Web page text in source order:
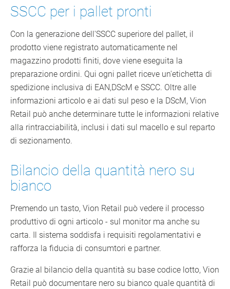
SSCC per i pallet pronti
Con la generazione dell'SSCC superiore del pallet, il
prodotto viene registrato automaticamente nel
magazzino prodotti finiti, dove viene eseguita la
preparazione ordini. Qui ogni pallet riceve un'etichetta di
spedizione inclusiva di EAN,DScM e SSCC. Oltre alle
informazioni articolo e ai dati sul peso e la DScM, Vion
Retail può anche determinare tutte le informazioni relative
alla rintracciabilità, inclusi i dati sul macello e sul reparto
di sezionamento.
Bilancio della quantità nero su
bianco
Premendo un tasto, Vion Retail può vedere il processo
produttivo di ogni articolo - sul monitor ma anche su
carta. Il sistema soddisfa i requisiti regolamentativi e
rafforza la fiducia di consumtori e partner.
Grazie al bilancio della quantità su base codice lotto, Vion
Retail può documentare nero su bianco quale quantità di